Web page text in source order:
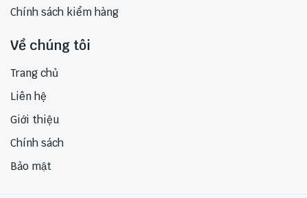
Chính sách kiểm hàng
Về chúng tôi
Trang chủ
Liên hệ
Giới thiệu
Chính sách
Bảo mật